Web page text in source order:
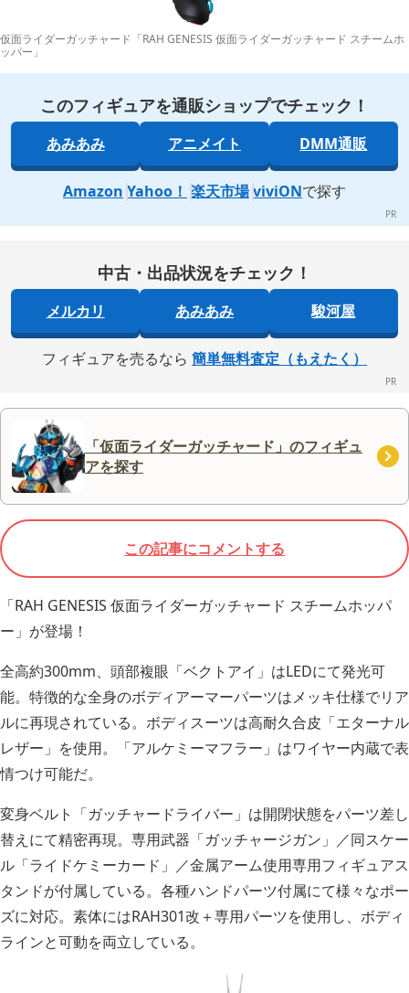
仮面ライダーガッチャード「RAH GENESIS 仮面ライダーガッチャード スチームホ
ッパー」
このフィギュアを通販ショップでチェック！
あみあみ アニメイト DMM通販
Amazon Yahoo！ 楽天市場 viviONで探す
中古・出品状況をチェック！
メルカリ あみあみ 駿河屋
フィギュアを売るなら 簡単無料査定（もえたく）
「仮面ライダーガッチャード」のフィギュ
アを探す
この記事にコメントする
「RAH GENESIS 仮面ライダーガッチャード スチームホッパ
ー」が登場！
全高約300mm、頭部複眼「ベクトアイ」はLEDにて発光可
能。特徴的な全身のボディアーマーパーツはメッキ仕様でリア
ルに再現されている。ボディスーツは高耐久合皮「エターナル
レザー」を使用。「アルケミーマフラー」はワイヤー内蔵で表
情つけ可能だ。
変身ベルト「ガッチャードライバー」は開閉状態をパーツ差し
替えにて精密再現。専用武器「ガッチャージガン」／同スケー
ル「ライドケミーカード」／金属アーム使用専用フィギュアス
タンドが付属している。各種ハンドパーツ付属にて様々なポー
ズに対応。素体にはRAH301改＋専用パーツを使用し、ボディ
ラインと可動を両立している。